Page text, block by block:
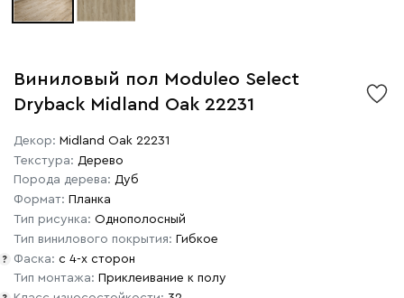
Виниловый пол Moduleo Select
Dryback Midland Oak 22231
Декор: Midland Oak 22231
Текстура: Дерево
Порода дерева: Дуб
Формат: Планка
Тип рисунка: Однополосный
Тип винилового покрытия: Гибкое
? Фаска: с 4-х сторон
Тип монтажа: Приклеивание к полу